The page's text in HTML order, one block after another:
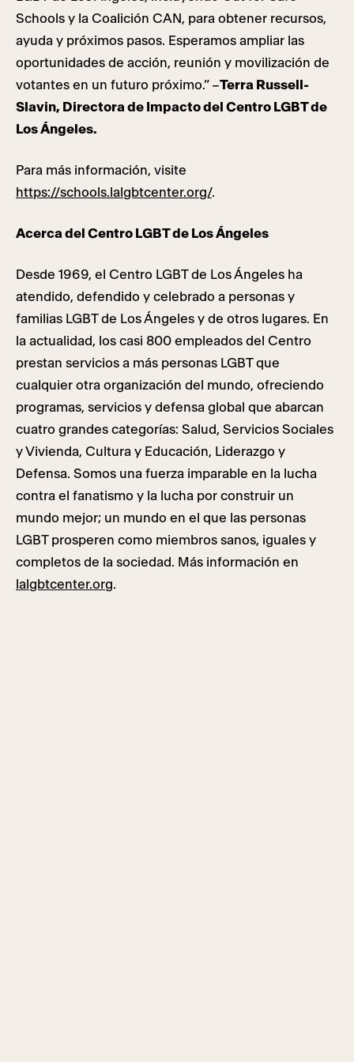
Schools y la Coalición CAN, para obtener recursos,
ayuda y próximos pasos. Esperamos ampliar las
oportunidades de acción, reunión y movilización de
votantes en un futuro próximo.” –Terra Russell-
Slavin, Directora de Impacto del Centro LGBT de
Los Ángeles.
Para más información, visite
https://schools.lalgbtcenter.org/.
Acerca del Centro LGBT de Los Ángeles
Desde 1969, el Centro LGBT de Los Ángeles ha
atendido, defendido y celebrado a personas y
familias LGBT de Los Ángeles y de otros lugares. En
la actualidad, los casi 800 empleados del Centro
prestan servicios a más personas LGBT que
cualquier otra organización del mundo, ofreciendo
programas, servicios y defensa global que abarcan
cuatro grandes categorías: Salud, Servicios Sociales
y Vivienda, Cultura y Educación, Liderazgo y
Defensa. Somos una fuerza imparable en la lucha
contra el fanatismo y la lucha por construir un
mundo mejor; un mundo en el que las personas
LGBT prosperen como miembros sanos, iguales y
completos de la sociedad. Más información en
lalgbtcenter.org.